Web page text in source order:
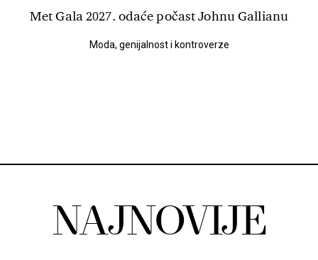
Met Gala 2027. odaće počast Johnu Gallianu
Moda, genijalnost i kontroverze
NAJNOVIJE